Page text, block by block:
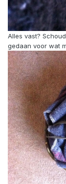
Alles vast?
gedaan voor wat